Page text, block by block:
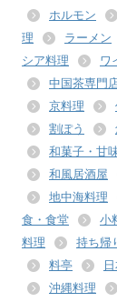
ホルモン
理
ラーメン
シア料理
ワ
中国茶専門
京料理
割ぽう
和菓子・甘
和風居酒屋
地中海料理
食・食堂
小
料理
持ち帰
料亭
沖縄料理